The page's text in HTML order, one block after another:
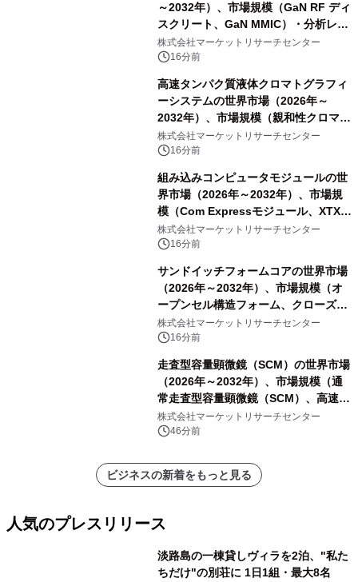
～2032年）、市場規模（GaN RF ディ
スクリート、GaN MMIC）・分析レポ
ートを発表
株式会社マーケットリサーチセンター
16分前
高速タンパク質液体クロマトグラフィ
ーシステムの世界市場（2026年～
2032年）、市場規模（親和性クロマト
グラフィー、イオン交換クロマトグラ
フィー、疎水性相互作用クロマトグラ
フィー、サイズ排除クロマトグラフィ
ー、その他）・分析レポートを発表
株式会社マーケットリサーチセンター
16分前
組み込みコンピュータモジュールの世
界市場（2026年～2032年）、市場規
模（Com Expressモジュール、XTXモ
ジュール、ETXモジュール、Qeven
(Q7) モジュール、その他）・分析レポ
株式会社マーケットリサーチセンター
16分前
サンドイッチフォームコアの世界市場
（2026年～2032年）、市場規模（オ
ープンセル構造フォーム、クローズド
セル構造フォーム）・分析レポートを
発表
株式会社マーケットリサーチセンター
16分前
走査型容量顕微鏡（SCM）の世界市場
（2026年～2032年）、市場規模（通
常走査型容量顕微鏡（SCM）、高速走
査型容量顕微鏡（SCM））・分析レポ
ートを発表
株式会社マーケットリサーチセンター
46分前
ビジネスの新着をもっと見る
人気のプレスリリース
淡路島の一棟貸しヴィラを2泊、"私た
ちだけ"の別荘に 1日1組・最大8名